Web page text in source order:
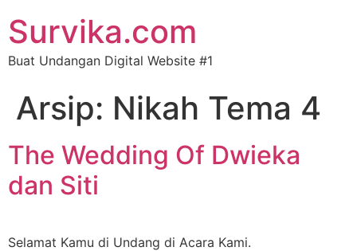
Survika.com
Buat Undangan Digital Website #1
Arsip: Nikah Tema 4
The Wedding Of Dwieka
dan Siti
Selamat Kamu di Undang di Acara Kami.